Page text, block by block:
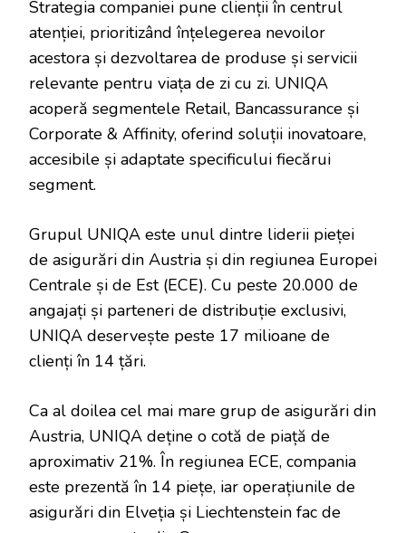
Strategia companiei pune clienții în centrul
atenției, prioritizând înțelegerea nevoilor
acestora și dezvoltarea de produse și servicii
relevante pentru viața de zi cu zi. UNIQA
acoperă segmentele Retail, Bancassurance și
Corporate & Affinity, oferind soluții inovatoare,
accesibile și adaptate specificului fiecărui
segment.
Grupul UNIQA este unul dintre liderii pieței
de asigurări din Austria și din regiunea Europei
Centrale și de Est (ECE). Cu peste 20.000 de
angajați și parteneri de distribuție exclusivi,
UNIQA deservește peste 17 milioane de
clienți în 14 țări.
Ca al doilea cel mai mare grup de asigurări din
Austria, UNIQA deține o cotă de piață de
aproximativ 21%. În regiunea ECE, compania
este prezentă în 14 piețe, iar operațiunile de
asigurări din Elveția și Liechtenstein fac de